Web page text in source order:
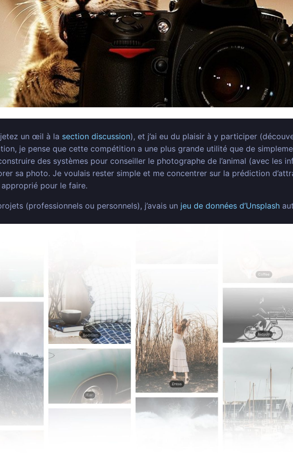
un œil à la section discussion), et j’ai eu du plaisir à y participer
je pense que cette compétition a une plus grande utilité que de
des systèmes pour conseiller le photographe de l’animal (avec les
sa photo. Je voulais rester simple et me concentrer sur la prédiction
approprié pour le faire.
(professionnels ou personnels), j’avais un jeu de données d’Unsplash